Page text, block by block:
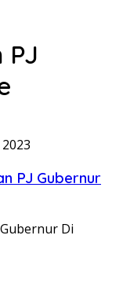
PJ
PJ Gubernur
Di